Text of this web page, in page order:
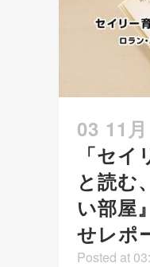
03 11月
「セ
と読む
い部屋
せレポ
Posted at